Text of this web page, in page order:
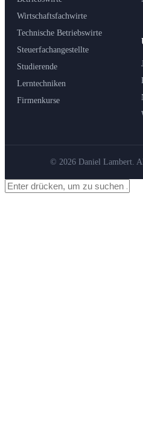
Wirtschaftsfachwirte
Technische Betriebswirte
Steuerfachangestellte
Studierende
Lerntechniken
Firmenkurse
© 2026 Daniel Lambert.